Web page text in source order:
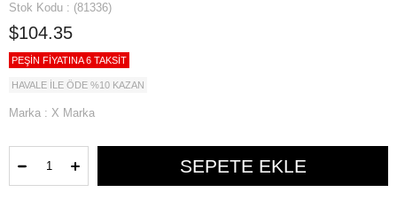
Stok Kodu (81336)
$104.35
PEŞİN FİYATINA 6 TAKSİT
HAVALE İLE ÖDE %10 KAZAN
Marka : X Marka